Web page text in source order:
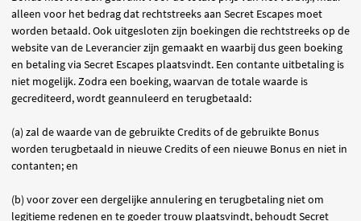
alleen voor het bedrag dat rechtstreeks aan Secret Escapes moet
worden betaald. Ook uitgesloten zijn boekingen die rechtstreeks op de
website van de Leverancier zijn gemaakt en waarbij dus geen boeking
en betaling via Secret Escapes plaatsvindt. Een contante uitbetaling is
niet mogelijk. Zodra een boeking, waarvan de totale waarde is
gecrediteerd, wordt geannuleerd en terugbetaald:
(a) zal de waarde van de gebruikte Credits of de gebruikte Bonus
worden terugbetaald in nieuwe Credits of een nieuwe Bonus en niet in
contanten; en
(b) voor zover een dergelijke annulering en terugbetaling niet om
legitieme redenen en te goeder trouw plaatsvindt, behoudt Secret